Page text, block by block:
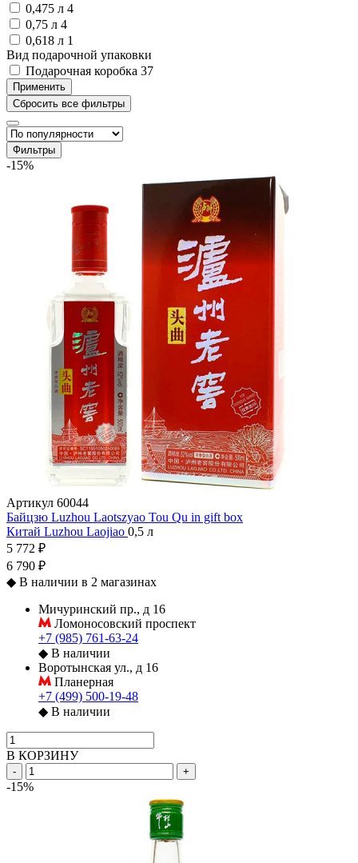
0,475 л 4
0,75 л 4
0,618 л 1
Вид подарочной упаковки
Подарочная коробка 37
Фильтры
-15%
Артикул 60044
Байцзю Luzhou Laotszyao Tou Qu in gift box
Китай Luzhou Laojiao 0,5 л
5 772 ₽
6 790 ₽
◆ В наличии в 2 магазинах
Мичуринский пр., д 16
Ломоносовский проспект
+7 (985) 761-63-24
◆ В наличии
Воротынская ул., д 16
Планерная
+7 (499) 500-19-48
◆ В наличии
В КОРЗИНУ
- +
-15%